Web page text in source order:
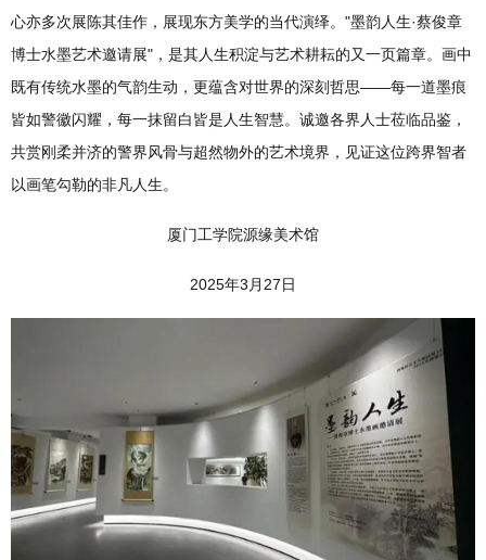
心亦多次展陈其佳作，展现东方美学的当代演绎。"墨韵人生·蔡俊章
博士水墨艺术邀请展"，是其人生积淀与艺术耕耘的又一页篇章。画中
既有传统水墨的气韵生动，更蕴含对世界的深刻哲思——每一道墨痕
皆如警徽闪耀，每一抹留白皆是人生智慧。诚邀各界人士莅临品鉴，
共赏刚柔并济的警界风骨与超然物外的艺术境界，见证这位跨界智者
以画笔勾勒的非凡人生。
厦门工学院源缘美术馆
2025年3月27日